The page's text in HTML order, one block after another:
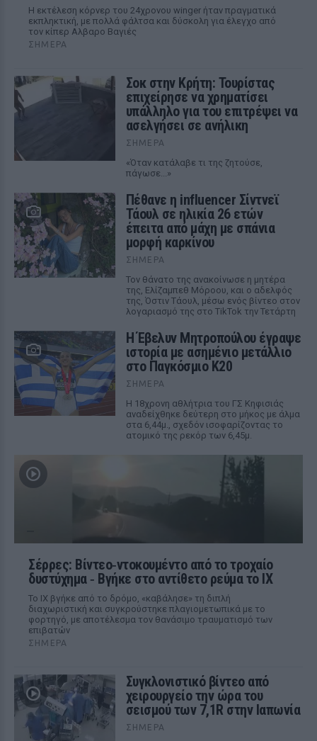
Η εκτέλεση κόρνερ του 24χρονου winger ήταν πραγματικά
εκπληκτική, με πολλά φάλτσα και δύσκολη για έλεγχο από
τον κίπερ Αλβαρο Βαγιές
ΣΉΜΕΡΑ
Σοκ στην Κρήτη: Τουρίστας
επιχείρησε να χρηματίσει
υπάλληλο για του επιτρέψει να
ασελγήσει σε ανήλικη
ΣΉΜΕΡΑ
«Όταν κατάλαβε τι της ζητούσε,
πάγωσε...»
Πέθανε η influencer Σίντνεϊ
Τάουλ σε ηλικία 26 ετών
έπειτα από μάχη με σπάνια
μορφή καρκίνου
ΣΉΜΕΡΑ
Τον θάνατο της ανακοίνωσε η μητέρα
της, Ελίζαμπεθ Μόροου, και ο αδελφός
της, Όστιν Τάουλ, μέσω ενός βίντεο στον
λογαριασμό της στο TikTok την Τετάρτη
Η Έβελυν Μητροπούλου έγραψε
ιστορία με ασημένιο μετάλλιο
στο Παγκόσμιο Κ20
ΣΉΜΕΡΑ
Η 18χρονη αθλήτρια του ΓΣ Κηφισιάς
αναδείχθηκε δεύτερη στο μήκος με άλμα
στα 6,44μ., σχεδόν ισοφαρίζοντας το
ατομικό της ρεκόρ των 6,45μ.
Σέρρες: Βίντεο‑ντοκουμέντο από το τροχαίο
δυστύχημα ‑ Βγήκε στο αντίθετο ρεύμα το ΙΧ
Το ΙΧ βγήκε από το δρόμο, «καβάλησε» τη διπλή
διαχωριστική και συγκρούστηκε πλαγιομετωπικά με το
φορτηγό, με αποτέλεσμα τον θανάσιμο τραυματισμό των
επιβατών
ΣΉΜΕΡΑ
Συγκλονιστικό βίντεο από
χειρουργείο την ώρα του
σεισμού των 7,1R στην Ιαπωνία
ΣΉΜΕΡΑ